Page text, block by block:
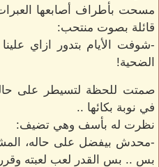
مسحت بأطراف أصابعها
قائلة بصوت منتحب:
-شوفت الأيام بتدور ازاي
الضحية!
صمتت للحظة لتسيطر على
في نوبة بكائها ..
نظرت له بأسف وهي تضيف:
-محدش بيفضل على حاله،
بس .. بس القدر لعب لعبته وقرر